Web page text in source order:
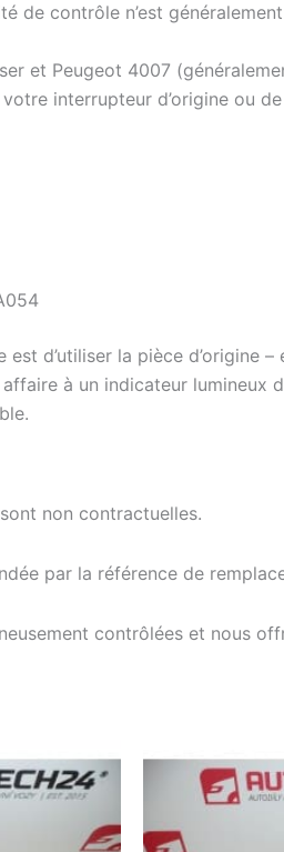
de contrôle n’est
et Peugeot 4007
interrupteur d’origine ou
d’utiliser la pièce d’origine
à un indicateur
non contractuelles.
par la référence de
contrôlées et nous